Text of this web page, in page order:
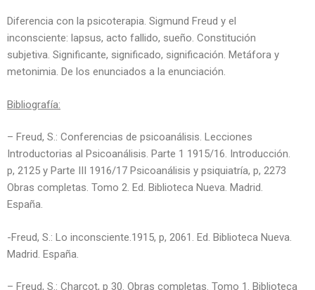
Diferencia con la psicoterapia. Sigmund Freud y el
inconsciente: lapsus, acto fallido, sueño. Constitución
subjetiva. Significante, significado, significación. Metáfora y
metonimia. De los enunciados a la enunciación.
Bibliografía:
– Freud, S.: Conferencias de psicoanálisis. Lecciones
Introductorias al Psicoanálisis. Parte 1 1915/16. Introducción.
p, 2125 y Parte III 1916/17 Psicoanálisis y psiquiatría, p, 2273
Obras completas. Tomo 2. Ed. Biblioteca Nueva. Madrid.
España.
-Freud, S.: Lo inconsciente.1915, p, 2061. Ed. Biblioteca Nueva.
Madrid. España.
– Freud, S.: Charcot, p 30. Obras completas. Tomo 1. Biblioteca